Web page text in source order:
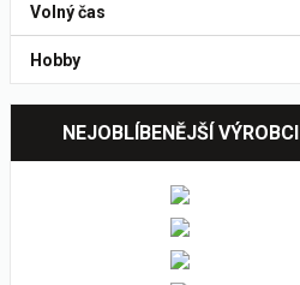
Volný čas
Hobby
NEJOBLÍBENĚJŠÍ VÝROBCI